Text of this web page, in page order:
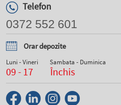
Telefon
0372 552 601
Orar depozite
Luni - Vineri
09 - 17
Sambata - Duminica
Închis